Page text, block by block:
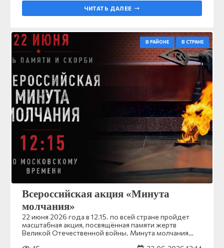
ЧИТАТЬ ДАЛЕЕ
В РАЙОНЕ В СТРАНЕ
Всероссийская акция «Минута
молчания»
22 июня 2026 года в 12.15. по всей стране пройдет
масштабная акция, посвящённая памяти жертв
Великой Отечественной войны. Минута молчания…